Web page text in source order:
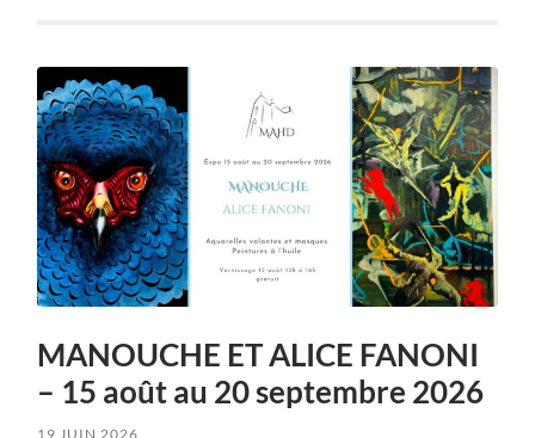
MANOUCHE ET ALICE FANONI
– 15 août au 20 septembre 2026
19 JUIN 2026